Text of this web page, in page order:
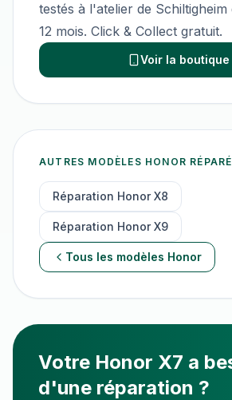
testés à l'atelier de Schiltigheim
12 mois. Click & Collect gratuit.
Voir la boutique
AUTRES MODÈLES HONOR
Réparation Honor X8
Réparation Honor X9
Tous les modèles Honor
Votre Honor X7 a
d'une réparation ?